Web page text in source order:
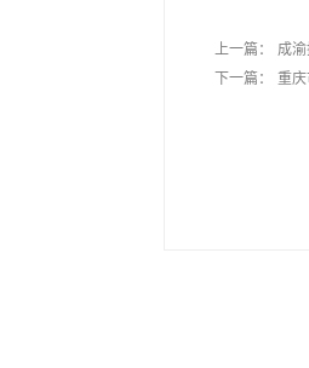
上一篇：
成
下一篇：
重